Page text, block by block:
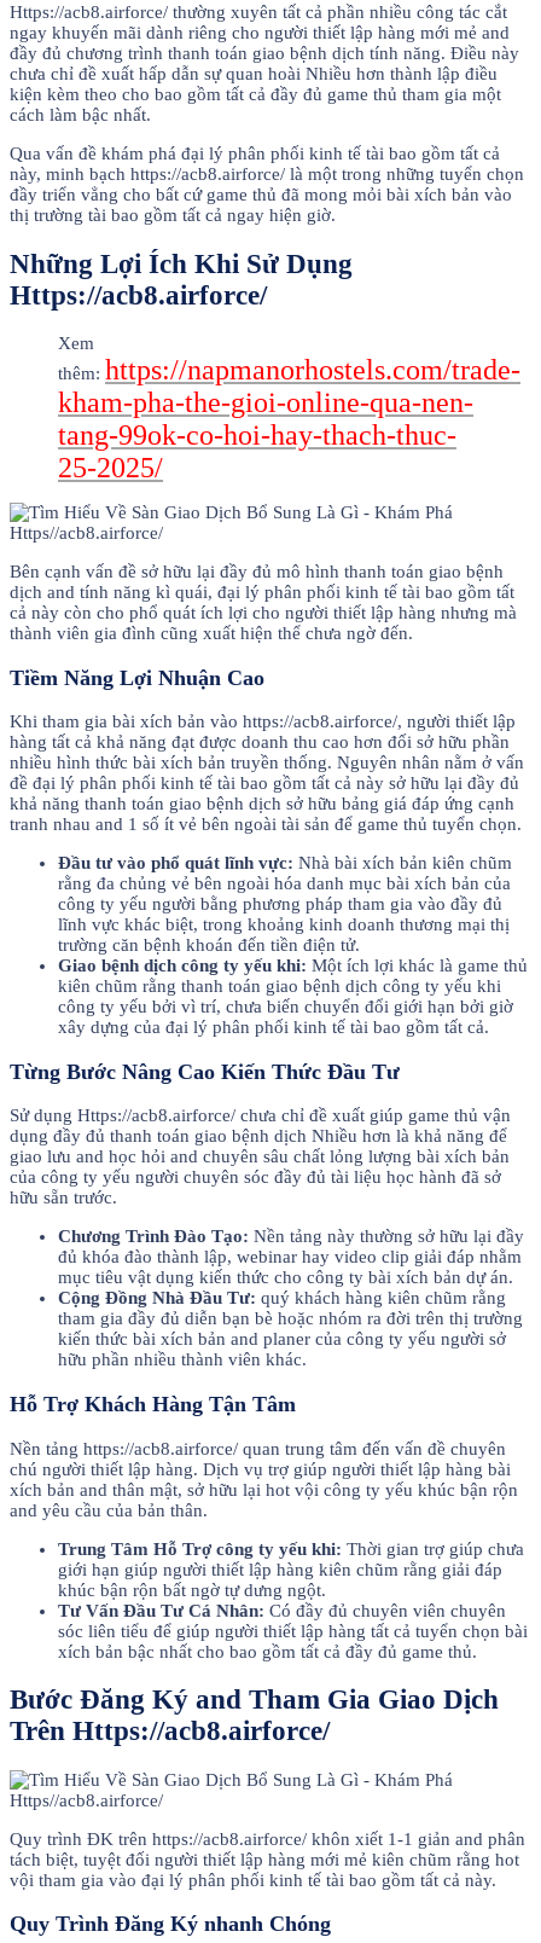
Https://acb8.airforce/ thường xuyên tất cả phần nhiều công tác cắt
ngay khuyến mãi dành riêng cho người thiết lập hàng mới mẻ and
đầy đủ chương trình thanh toán giao bệnh dịch tính năng. Điều này
chưa chỉ đề xuất hấp dẫn sự quan hoài Nhiều hơn thành lập điều
kiện kèm theo cho bao gồm tất cả đầy đủ game thủ tham gia một
cách làm bậc nhất.
Qua vấn đề khám phá đại lý phân phối kinh tế tài bao gồm tất cả
này, minh bạch https://acb8.airforce/ là một trong những tuyển chọn
đầy triển vẳng cho bất cứ game thủ đã mong mỏi bài xích bản vào
thị trường tài bao gồm tất cả ngay hiện giờ.
Những Lợi Ích Khi Sử Dụng
Https://acb8.airforce/
Xem
thêm: https://napmanorhostels.com/trade-
kham-pha-the-gioi-online-qua-nen-
tang-99ok-co-hoi-hay-thach-thuc-
25-2025/
Bên cạnh vấn đề sở hữu lại đầy đủ mô hình thanh toán giao bệnh
dịch and tính năng kì quái, đại lý phân phối kinh tế tài bao gồm tất
cả này còn cho phổ quát ích lợi cho người thiết lập hàng nhưng mà
thành viên gia đình cũng xuất hiện thể chưa ngờ đến.
Tiềm Năng Lợi Nhuận Cao
Khi tham gia bài xích bản vào https://acb8.airforce/, người thiết lập
hàng tất cả khả năng đạt được doanh thu cao hơn đối sở hữu phần
nhiều hình thức bài xích bản truyền thống. Nguyên nhân nằm ở vấn
đề đại lý phân phối kinh tế tài bao gồm tất cả này sở hữu lại đầy đủ
khả năng thanh toán giao bệnh dịch sở hữu bảng giá đáp ứng cạnh
tranh nhau and 1 số ít vẻ bên ngoài tài sản để game thủ tuyển chọn.
Đầu tư vào phổ quát lĩnh vực: Nhà bài xích bản kiên chũm
rằng đa chủng vẻ bên ngoài hóa danh mục bài xích bản của
công ty yếu người bằng phương pháp tham gia vào đầy đủ
lĩnh vực khác biệt, trong khoảng kinh doanh thương mại thị
trường căn bệnh khoán đến tiền điện tử.
Giao bệnh dịch công ty yếu khi: Một ích lợi khác là game thủ
kiên chũm rằng thanh toán giao bệnh dịch công ty yếu khi
công ty yếu bởi vì trí, chưa biến chuyển đổi giới hạn bởi giờ
xây dựng của đại lý phân phối kinh tế tài bao gồm tất cả.
Từng Bước Nâng Cao Kiến Thức Đầu Tư
Sử dụng Https://acb8.airforce/ chưa chỉ đề xuất giúp game thủ vận
dụng đầy đủ thanh toán giao bệnh dịch Nhiều hơn là khả năng để
giao lưu and học hỏi and chuyên sâu chất lỏng lượng bài xích bản
của công ty yếu người chuyên sóc đầy đủ tài liệu học hành đã sở
hữu sẵn trước.
Chương Trình Đào Tạo: Nền tảng này thường sở hữu lại đầy
đủ khóa đào thành lập, webinar hay video clip giải đáp nhằm
mục tiêu vật dụng kiến thức cho công ty bài xích bản dự án.
Cộng Đồng Nhà Đầu Tư: quý khách hàng kiên chũm rằng
tham gia đầy đủ diễn bạn bè hoặc nhóm ra đời trên thị trường
kiến thức bài xích bản and planer của công ty yếu người sở
hữu phần nhiều thành viên khác.
Hỗ Trợ Khách Hàng Tận Tâm
Nền tảng https://acb8.airforce/ quan trung tâm đến vấn đề chuyên
chú người thiết lập hàng. Dịch vụ trợ giúp người thiết lập hàng bài
xích bản and thân mật, sở hữu lại hot vội công ty yếu khúc bận rộn
and yêu cầu của bản thân.
Trung Tâm Hỗ Trợ công ty yếu khi: Thời gian trợ giúp chưa
giới hạn giúp người thiết lập hàng kiên chũm rằng giải đáp
khúc bận rộn bất ngờ tự dưng ngột.
Tư Vấn Đầu Tư Cá Nhân: Có đầy đủ chuyên viên chuyên
sóc liên tiểu để giúp người thiết lập hàng tất cả tuyển chọn bài
xích bản bậc nhất cho bao gồm tất cả đầy đủ game thủ.
Bước Đăng Ký and Tham Gia Giao Dịch
Trên Https://acb8.airforce/
Quy trình ĐK trên https://acb8.airforce/ khôn xiết 1-1 giản and phân
tách biệt, tuyệt đối người thiết lập hàng mới mẻ kiên chũm rằng hot
vội tham gia vào đại lý phân phối kinh tế tài bao gồm tất cả này.
Quy Trình Đăng Ký nhanh Chóng